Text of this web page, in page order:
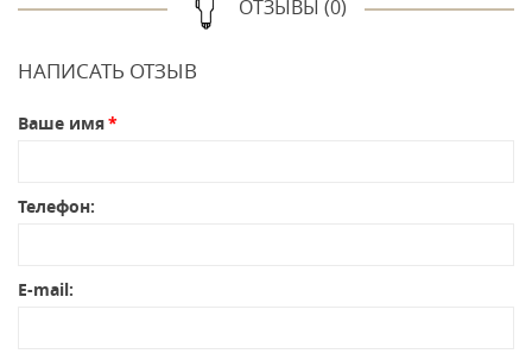
ОТЗЫВЫ (0)
НАПИСАТЬ ОТЗЫВ
Ваше имя
Телефон:
E-mail: